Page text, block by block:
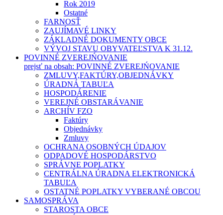
Rok 2019
Ostatné
FARNOSŤ
ZAUJÍMAVÉ LINKY
ZÁKLADNÉ DOKUMENTY OBCE
VÝVOJ STAVU OBYVATEĽSTVA K 31.12.
POVINNÉ ZVEREJŃOVANIE
prejsť na obsah: POVINNÉ ZVEREJŃOVANIE
ZMLUVY,FAKTÚRY,OBJEDNÁVKY
ÚRADNÁ TABUĽA
HOSPODÁRENIE
VEREJNÉ OBSTARÁVANIE
ARCHÍV FZO
Faktúry
Objednávky
Zmluvy
OCHRANA OSOBNÝCH ÚDAJOV
ODPADOVÉ HOSPODÁRSTVO
SPRÁVNE POPLATKY
CENTRÁLNA ÚRADNA ELEKTRONICKÁ
TABUĽA
OSTATNÉ POPLATKY VYBERANÉ OBCOU
SAMOSPRÁVA
STAROSTA OBCE